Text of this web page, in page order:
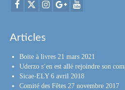
Articles
Boite à livres 21 mars 2021
Uderzo s’en est allé rejoindre son
Sicae-ELY 6 avril 2018
Comité des Fêtes 27 novembre 2017